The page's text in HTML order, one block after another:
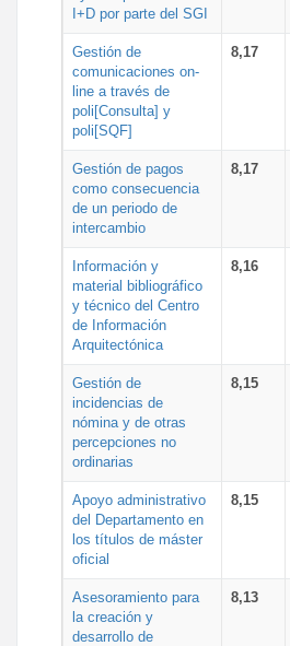
I+D por parte del SGI
Gestión de
comunicaciones on-
line a través de
poli[Consulta] y
poli[SQF]
8,17
Gestión de pagos
como consecuencia
de un periodo de
intercambio
8,17
Información y
material bibliográfico
y técnico del Centro
de Información
Arquitectónica
8,16
Gestión de
incidencias de
nómina y de otras
percepciones no
ordinarias
8,15
Apoyo administrativo
del Departamento en
los títulos de máster
oficial
8,15
Asesoramiento para
la creación y
desarrollo de
8,13